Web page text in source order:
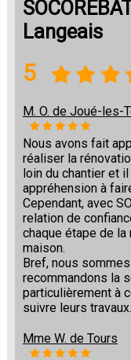
Langeais
5
M. O. de Joué-les-
Nous avons fait
réaliser la
loin du chantier et
appréhension à
Cependant, avec
relation de
chaque étape de
maison.
Bref, nous
recommandons la
particulièrement à
suivre leurs travaux.
Mme W. de Tours